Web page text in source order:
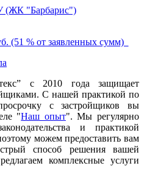
(ЖК "Барбарис")
(51 % от заявленных сумм)
с 2010 года защищает
С нашей практикой по
с застройщиков вы
"Наш опыт". Мы регулярно
и практикой
можем предоставить вам
способ решения вашей
комплексные услуги